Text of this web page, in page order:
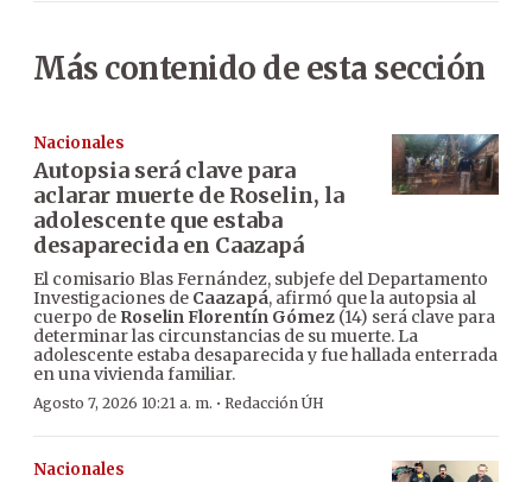
Más contenido de esta sección
Nacionales
Autopsia será clave para
aclarar muerte de Roselin, la
adolescente que estaba
desaparecida en Caazapá
El comisario Blas Fernández, subjefe del Departamento
Investigaciones de Caazapá, afirmó que la autopsia al
cuerpo de Roselin Florentín Gómez (14) será clave para
determinar las circunstancias de su muerte. La
adolescente estaba desaparecida y fue hallada enterrada
en una vivienda familiar.
Agosto 7, 2026 10:21 a. m. · Redacción ÚH
Nacionales